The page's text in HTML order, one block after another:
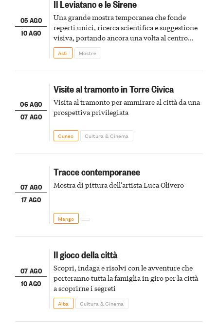
05 AGO
10 AGO
Il Leviatano e le Sirene
Una grande mostra temporanea che fonde
reperti unici, ricerca scientifica e suggestione
visiva, portando ancora una volta al centro
della scena le meraviglie del passato astigiano
Asti Mostre
06 AGO
07 AGO
Visite al tramonto in Torre Civica
Visita al tramonto per ammirare al città da una
prospettiva privilegiata
Cuneo Cultura & Cinema
07 AGO
17 AGO
Tracce contemporanee
Mostra di pittura dell'artista Luca Olivero
Mango
07 AGO
10 AGO
Il gioco della città
Scopri, indaga e risolvi con le avventure che
porteranno tutta la famiglia in giro per la città
a scoprirne i segreti
Alba Cultura & Cinema